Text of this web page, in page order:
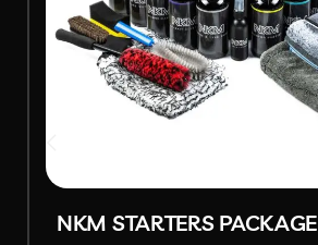
NKM STARTERS PACKAGE